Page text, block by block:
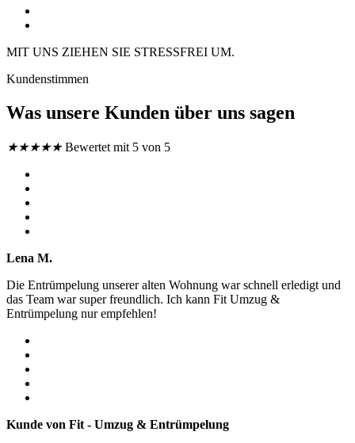
MIT UNS ZIEHEN SIE STRESSFREI UM.
Kundenstimmen
Was unsere Kunden über uns sagen
★★★★★ Bewertet mit 5 von 5
Lena M.
Die Entrümpelung unserer alten Wohnung war schnell erledigt und
das Team war super freundlich. Ich kann Fit Umzug &
Entrümpelung nur empfehlen!
Kunde von Fit - Umzug & Entrümpelung